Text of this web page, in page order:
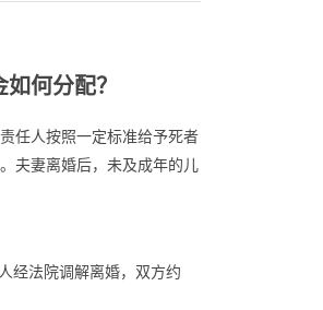
何分配？
任人按照一定标准给予死者
夫妻离婚后，未及成年的儿
经法院调解离婚，双方约